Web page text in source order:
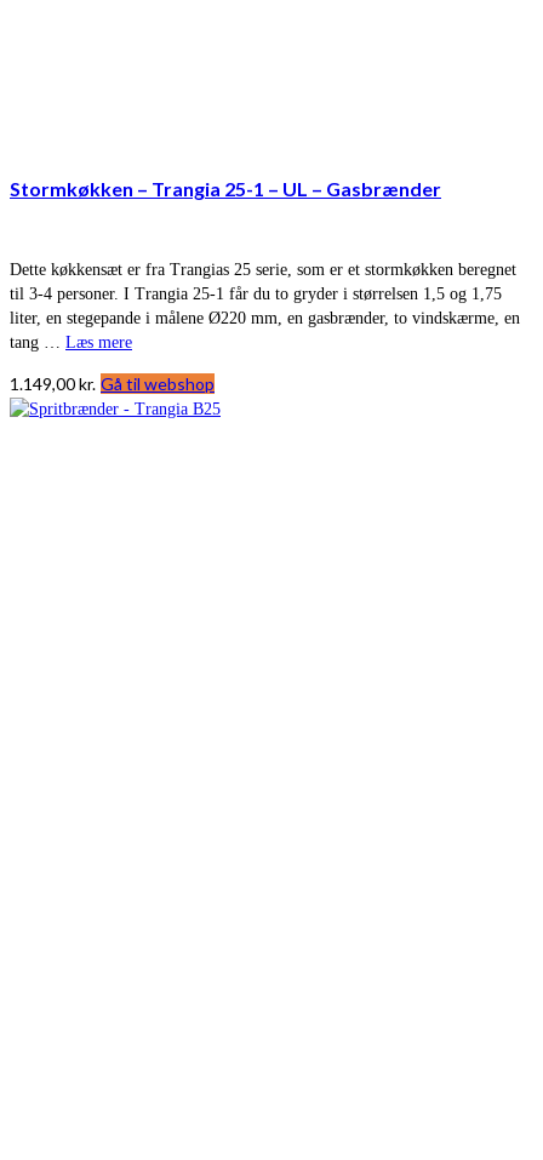
Stormkøkken – Trangia 25-1 – UL – Gasbrænder
Dette køkkensæt er fra Trangias 25 serie, som er et stormkøkken beregnet
til 3-4 personer. I Trangia 25-1 får du to gryder i størrelsen 1,5 og 1,75
liter, en stegepande i målene Ø220 mm, en gasbrænder, to vindskærme, en
tang … Læs mere
1.149,00kr. Gå til webshop